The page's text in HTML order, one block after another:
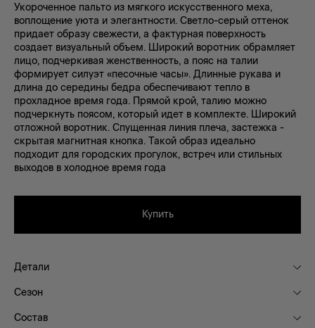
Укороченное пальто из мягкого искусственного меха,
воплощение уюта и элегантности. Светло-серый оттенок
придает образу свежести, а фактурная поверхность
создает визуальный объем. Широкий воротник обрамляет
лицо, подчеркивая женственность, а пояс на талии
формирует силуэт «песочные часы». Длинные рукава и
длина до середины бедра обеспечивают тепло в
прохладное время года. Прямой крой, талию можно
подчеркнуть поясом, который идет в комплекте. Широкий
отложной воротник. Спущенная линия плеча, застежка -
скрытая магнитная кнопка. Такой образ идеально
подходит для городских прогулок, встреч или стильных
выходов в холодное время года
Купить
Детали
Сезон
Состав